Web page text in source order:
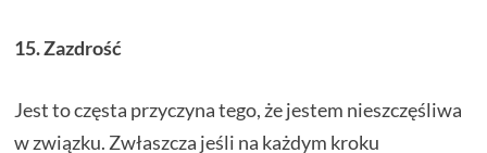
15. Zazdrość
Jest to częsta przyczyna tego, że jestem nieszczęśliwa
w związku. Zwłaszcza jeśli na każdym kroku